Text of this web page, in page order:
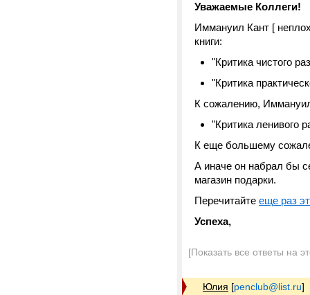
Уважаемые Коллеги!
Иммануил Кант [
книги:
"Критика чистого
"Критика
К сожалению,
"Критика ленивого
К еще большему
А иначе он набрал бы
магазин подарки.
Перечитайте еще раз
Успеха,
[Показать все ответы на
Юлия [penclub@list.ru]